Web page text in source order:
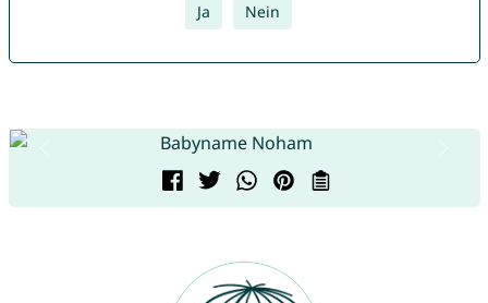
Ja Nein